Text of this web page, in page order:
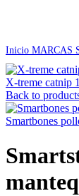
Inicio MARCAS
X-treme catnip
Back to
Smartbones